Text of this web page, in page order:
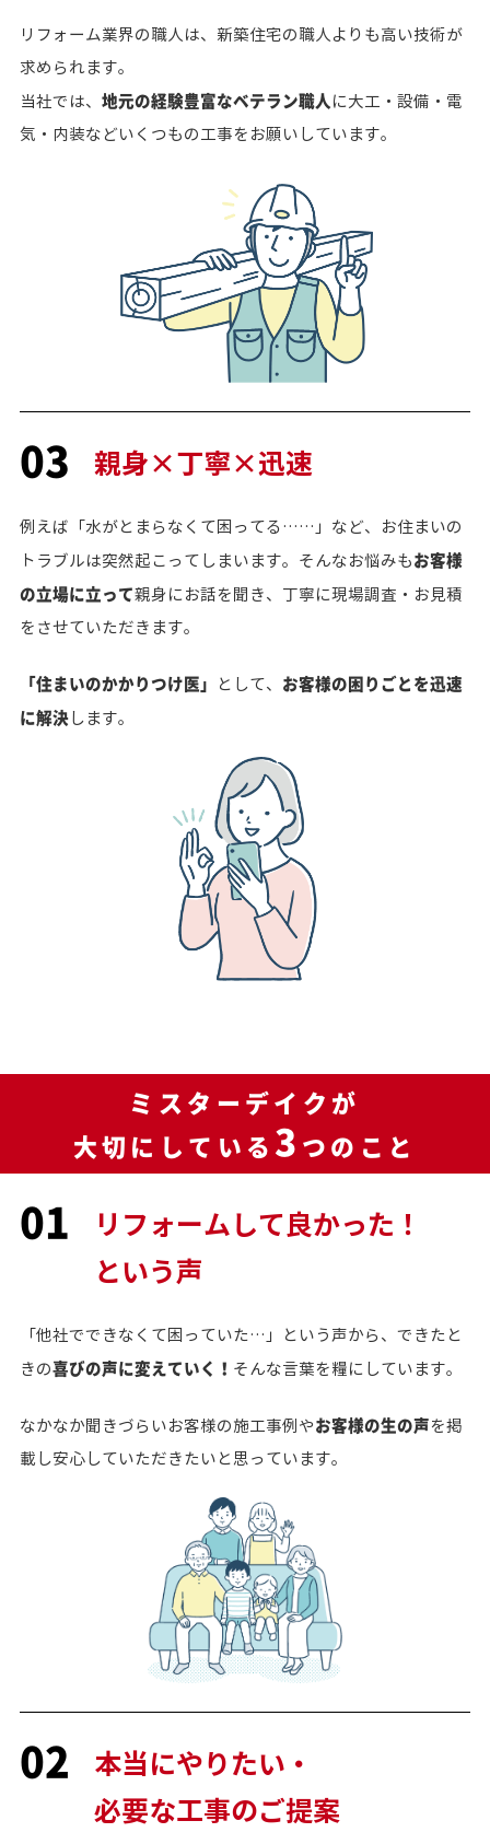
リフォーム業界の職人は、新築住宅の職人よりも高い技術が
求められます。
当社では、 地元の経験豊富なベテラン職人に大工・設備・電
気・内装などいくつもの工事をお願いしています。
03 親身×丁寧×迅速
例えば「水がとまらなくて困ってる……」など、お住まいの
トラブルは突然起こってしまいます。そんなお悩みもお客様
の立場に立って親身にお話を聞き、丁寧に現場調査・お見積
をさせていただきます。
「住まいのかかりつけ医」 として、 お客様の困りごとを迅速
に解決します。
ミスターデイクが
大切にしている 3 つのこと
01
リフォームして良かった！
という声
「他社でできなくて困っていた…」という声から、できたと
きの喜びの声に変えていく！ そんな言葉を糧にしています。
なかなか聞きづらいお客様の施工事例やお客様の生の声を掲
載し安心していただきたいと思っています。
02
本当にやりたい・
必要な工事のご提案